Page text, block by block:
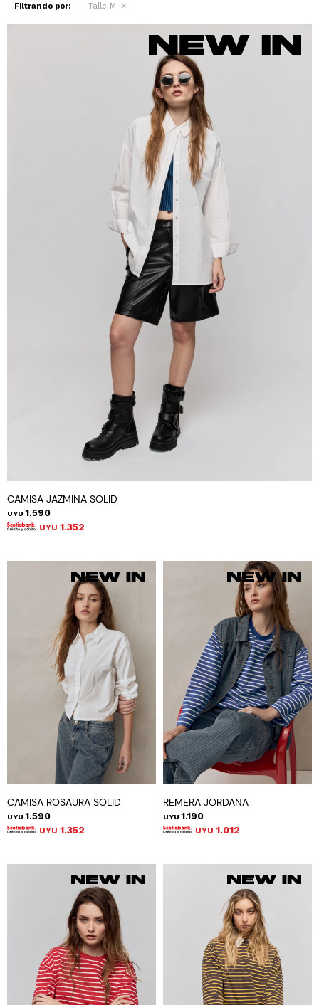
Filtrando por: Talle M
CAMISA JAZMINA SOLID
UYU 1.590
UYU 1.352
CAMISA ROSAURA SOLID
UYU 1.590
UYU 1.352
REMERA JORDANA
UYU 1.190
UYU 1.012